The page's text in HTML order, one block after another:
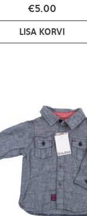
€5.00
LISA KORVI